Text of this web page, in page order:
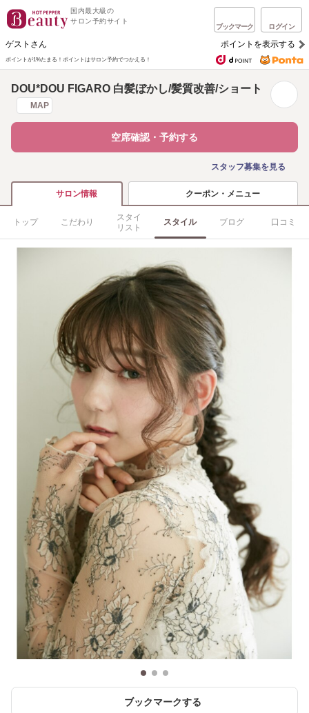
国内最大級の
サロン予約サイト
ブックマーク ログイン
ゲストさん ポイントを表示する
ポイントが1%たまる！ ポイントはサロン予約でつかえる！
DOU*DOU FIGARO 白髪ぼかし/髪質改善/ショート
MAP
空席確認・予約する
スタッフ募集を見る
サロン情報 クーポン・メニュー
トップ こだわり
スタイ
リスト
スタイル ブログ 口コミ
ブックマークする